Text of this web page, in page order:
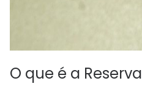
O que é a